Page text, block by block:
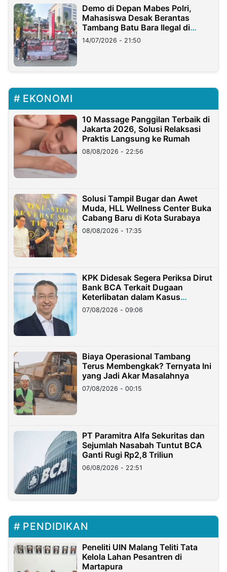
Demo di Depan Mabes Polri,
Mahasiswa Desak Berantas
Tambang Batu Bara Ilegal di
Lampung
14/07/2026 - 21:50
EKONOMI
10 Massage Panggilan Terbaik di
Jakarta 2026, Solusi Relaksasi
Praktis Langsung ke Rumah
08/08/2026 - 22:56
Solusi Tampil Bugar dan Awet
Muda, HLL Wellness Center Buka
Cabang Baru di Kota Surabaya
08/08/2026 - 17:35
KPK Didesak Segera Periksa Dirut
Bank BCA Terkait Dugaan
Keterlibatan dalam Kasus
Hilangnya Dana Nasabah Rp2,58
Miliar
07/08/2026 - 09:06
Biaya Operasional Tambang
Terus Membengkak? Ternyata Ini
yang Jadi Akar Masalahnya
07/08/2026 - 00:15
PT Paramitra Alfa Sekuritas dan
Sejumlah Nasabah Tuntut BCA
Ganti Rugi Rp2,8 Triliun
06/08/2026 - 22:51
PENDIDIKAN
Peneliti UIN Malang Teliti Tata
Kelola Lahan Pesantren di
Martapura